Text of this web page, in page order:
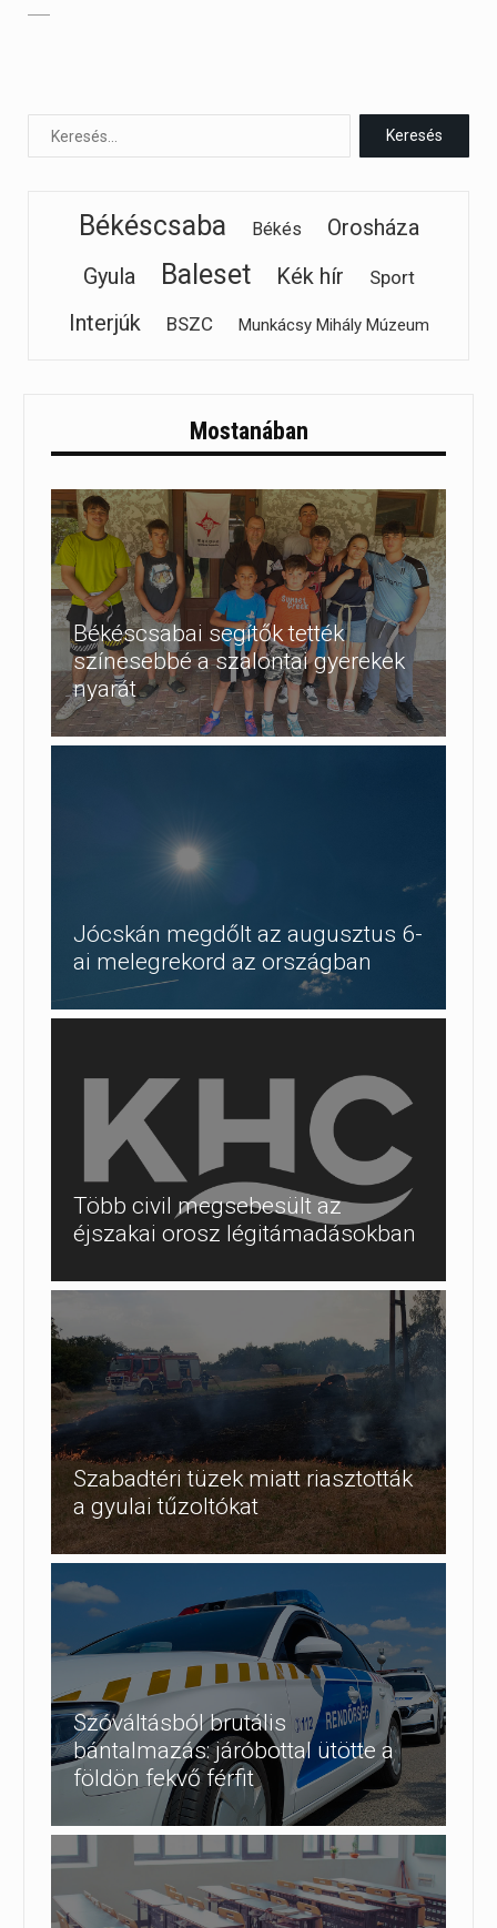
Békéscsaba Békés
Orosháza
Gyula
Baleset Kék hír Sport
Interjúk BSZC Munkácsy Mihály Múzeum
Mostanában
Békéscsabai segítők tették
színesebbé a szalontai gyerekek
nyarát
Jócskán megdőlt az augusztus 6-
ai melegrekord az országban
Több civil megsebesült az
éjszakai orosz légitámadásokban
Szabadtéri tüzek miatt riasztották
a gyulai tűzoltókat
Szóváltásból brutális
bántalmazás: járóbottal ütötte a
földön fekvő férfit